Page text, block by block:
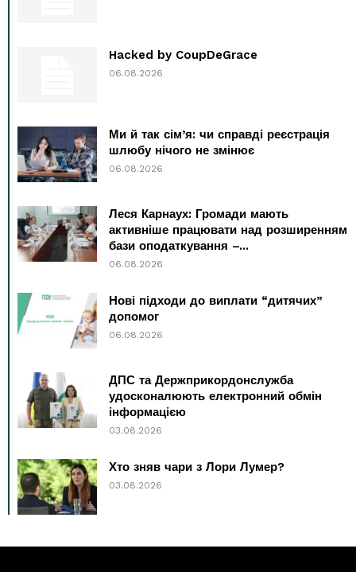
Hacked by CoupDeGrace
06.08.2026
Ми й так сім’я: чи справді реєстрація
шлюбу нічого не змінює
06.08.2026
Леся Карнаух: Громади мають
активніше працювати над розширенням
бази оподаткування –...
06.08.2026
Нові підходи до виплати “дитячих”
допомог
06.08.2026
ДПС та Держприкордонслужба
удосконалюють електронний обмін
інформацією
03.08.2026
Хто зняв чари з Лори Лумер?
03.08.2026